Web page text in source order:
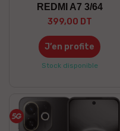
REDMI A7 3/64
399,00 DT
J’en profite
Stock disponible